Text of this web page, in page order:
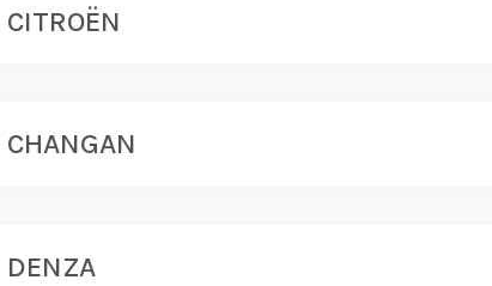
CITROËN
CHANGAN
DENZA